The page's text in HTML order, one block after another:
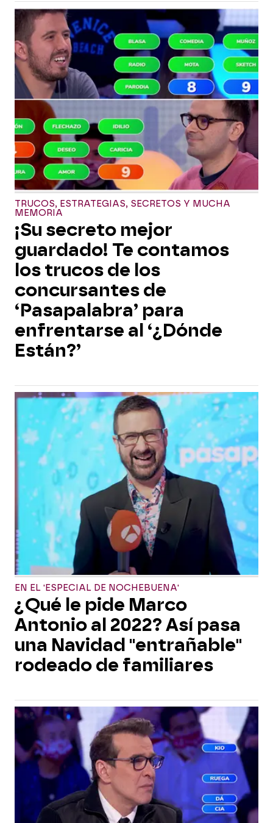
TRUCOS, ESTRATEGIAS, SECRETOS Y MUCHA
MEMORIA
¡Su secreto mejor
guardado! Te contamos
los trucos de los
concursantes de
‘Pasapalabra’ para
enfrentarse al ‘¿Dónde
Están?’
EN EL 'ESPECIAL DE NOCHEBUENA'
¿Qué le pide Marco
Antonio al 2022? Así pasa
una Navidad "entrañable"
rodeado de familiares